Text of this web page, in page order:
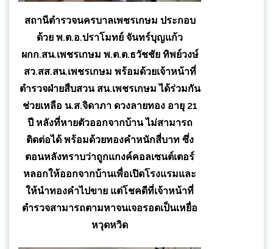
สถานีตำรวจนครบาลเพชรเกษม ประกอบ
ด้วย พ.ต.อ.ปราโมทย์ จันทร์บุญแก้ว
ผกก.สน.เพชรเกษม พ.ต.ต.ธวัชชัย ทิพย์วงษ์
สว.สส.สน.เพชรเกษม พร้อมด้วยเจ้าหน้าที่
ตำรวจฝ่ายสืบสวน สน.เพชรเกษม ได้ร่วมกัน
ช่วยเหลือ น.ส.จิดาภา ดวงลายทอง อายุ 21
ปี หลังที่หายตัวออกจากบ้าน ไม่สามารถ
ติดต่อได้ พร้อมด้วยทองคำหนักสี่บาท ซึ่ง
ตอนหลังทราบว่าถูกแกงค์คอลเซนต์เตอร์
หลอกให้ออกจากบ้านเพื่อเปิดโรงแรมและ
ให้นำทองคำไปขาย แต่โชคดีที่เจ้าหน้าที่
ตำรวจสามารถตามหาจนเจอรอดเป็นเหยื่อ
หวุดหวิด